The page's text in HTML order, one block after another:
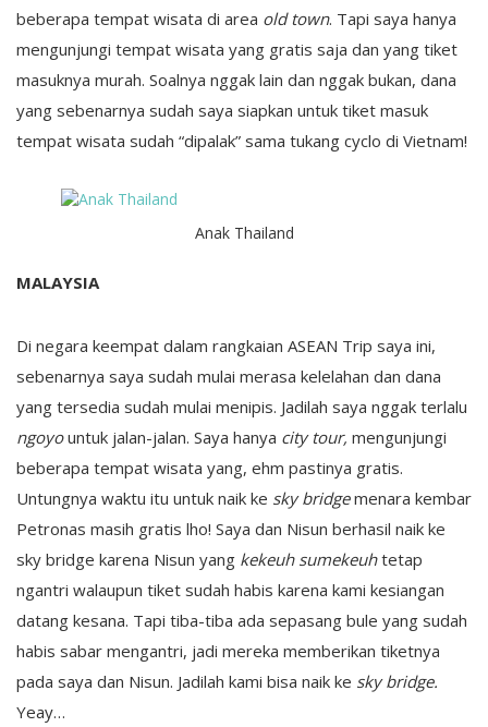
beberapa tempat wisata di area old town. Tapi saya hanya
mengunjungi tempat wisata yang gratis saja dan yang tiket
masuknya murah. Soalnya nggak lain dan nggak bukan, dana
yang sebenarnya sudah saya siapkan untuk tiket masuk
tempat wisata sudah “dipalak” sama tukang cyclo di Vietnam!
Anak Thailand
MALAYSIA
Di negara keempat dalam rangkaian ASEAN Trip saya ini,
sebenarnya saya sudah mulai merasa kelelahan dan dana
yang tersedia sudah mulai menipis. Jadilah saya nggak terlalu
ngoyountuk jalan-jalan. Saya hanya city tour, mengunjungi
beberapa tempat wisata yang, ehm pastinya gratis.
Untungnya waktu itu untuk naik ke sky bridgemenara kembar
Petronas masih gratis lho! Saya dan Nisun berhasil naik ke
sky bridge karena Nisun yang kekeuh sumekeuhtetap
ngantri walaupun tiket sudah habis karena kami kesiangan
datang kesana. Tapi tiba-tiba ada sepasang bule yang sudah
habis sabar mengantri, jadi mereka memberikan tiketnya
pada saya dan Nisun. Jadilah kami bisa naik ke sky bridge.
Yeay…